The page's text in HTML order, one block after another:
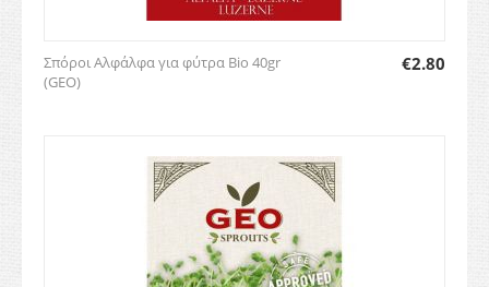
Σπόροι Αλφάλφα για φύτρα Bio 40gr
(GEO)
€2.80